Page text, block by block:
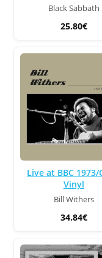
Black Sabbath
25.80€
Live at BBC 1973/
Vinyl
Bill Withers
34.84€